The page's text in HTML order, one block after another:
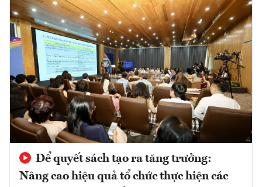
Để quyết sách tạo ra tăng trưởng:
Nâng cao hiệu quả tổ chức thực hiện các